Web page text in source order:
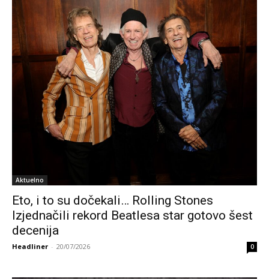
Aktuelno
Eto, i to su dočekali… Rolling Stones
Izjednačili rekord Beatlesa star gotovo šest
decenija
Headliner - 20/07/2026 0